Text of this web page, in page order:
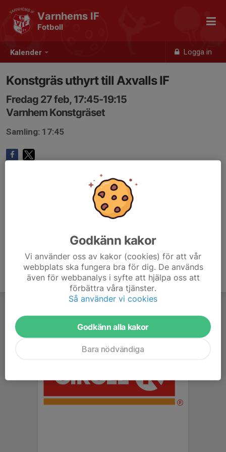
Kalender Logga in
Varnhems IF
Fotboll
Konstgräs uthyrt till Axvalls IF
Fredag 27 feb, 17:45-19:15
Varnhem Konstgräset
Samling: 17:45
Godkänn kakor
Vi använder oss av kakor (cookies) för att vår
webbplats ska fungera bra för dig. De används
även för webbanalys i syfte att hjälpa oss att
förbättra våra tjänster.
Så använder vi cookies
Godkänn alla kakor
Bara nödvändiga